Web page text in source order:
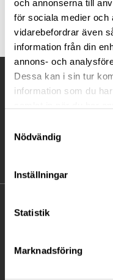
och annonserna till
för sociala medier och
vidarebefordrar även
information från din
annons- och
Dessa kan i sin tur
information som du
Nödvändig
Inställningar
Statistik
Marknadsföring
Ågatan 12 C, 172